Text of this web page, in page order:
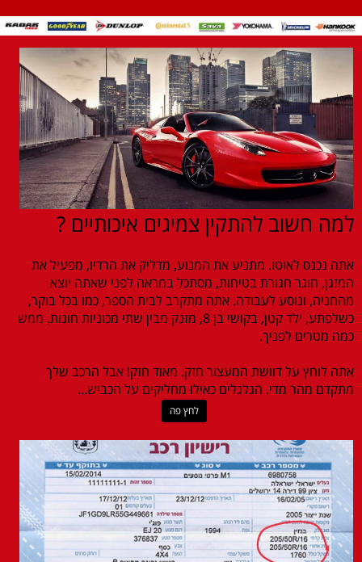
למה חשוב להתקין צמיגים איכותיים ?
אתה נכנס לאוטו. מתניע את המנוע, מדליק את הרדיו, מפעיל את
המזגן, חוגר חגורת בטיחות, מסתכל במראה לפני שאתה יוצא
מהחניה, ונוסע לעבודה. אתה מתקרב לבית הספר, כמו בכל בוקר,
כשלפתע, ילד קטן, בקושי בן 8, מזנק מבין שתי מכוניות חונות, ממש
כמה מטרים לפניך.
אתה לוחץ על דוושת המעצור חזק. מאוד חזק! אבל הרכב שלך
מתקדם מהר מדי. הגלגלים כאילו מחליקים על הכביש...
לחץ פה